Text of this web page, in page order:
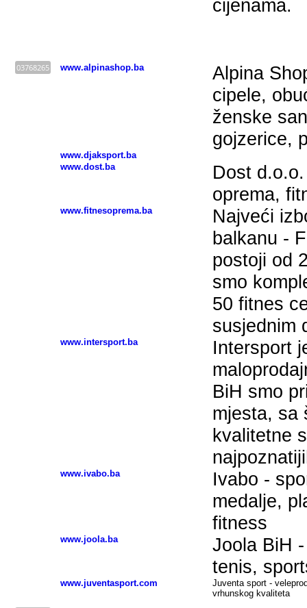
cijenama.
03768265 www.alpinashop.ba
Alpina
cipele,
ženske
gojzerice,
www.djaksport.ba
www.dost.ba
Dost
oprema,
www.fitnesoprema.ba
Najveći
balkanu -
postoji od
smo
50 fitnes
susjednim
www.intersport.ba
Intersport
BiH smo
mjesta, sa
kvalitetne
www.ivabo.ba
Ivabo -
medalje,
fitness
www.joola.ba
Joola BiH
tenis,
www.juventasport.com
Juventa sport -
vrhunskog kvaliteta